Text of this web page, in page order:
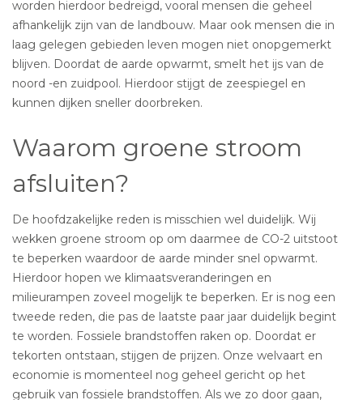
worden hierdoor bedreigd, vooral mensen die geheel
afhankelijk zijn van de landbouw. Maar ook mensen die in
laag gelegen gebieden leven mogen niet onopgemerkt
blijven. Doordat de aarde opwarmt, smelt het ijs van de
noord -en zuidpool. Hierdoor stijgt de zeespiegel en
kunnen dijken sneller doorbreken.
Waarom groene stroom
afsluiten?
De hoofdzakelijke reden is misschien wel duidelijk. Wij
wekken groene stroom op om daarmee de CO-2 uitstoot
te beperken waardoor de aarde minder snel opwarmt.
Hierdoor hopen we klimaatsveranderingen en
milieurampen zoveel mogelijk te beperken. Er is nog een
tweede reden, die pas de laatste paar jaar duidelijk begint
te worden. Fossiele brandstoffen raken op. Doordat er
tekorten ontstaan, stijgen de prijzen. Onze welvaart en
economie is momenteel nog geheel gericht op het
gebruik van fossiele brandstoffen. Als we zo door gaan,